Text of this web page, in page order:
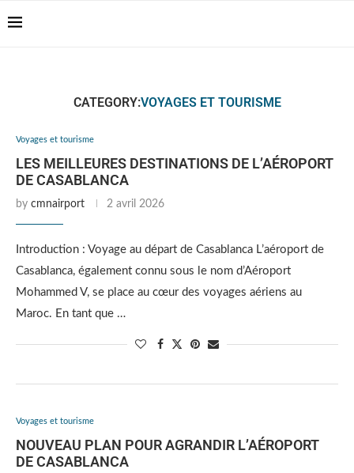
CATEGORY:VOYAGES ET TOURISME
Voyages et tourisme
LES MEILLEURES DESTINATIONS DE L’AÉROPORT
DE CASABLANCA
by cmnairport 2 avril 2026
Introduction : Voyage au départ de Casablanca L’aéroport de
Casablanca, également connu sous le nom d’Aéroport
Mohammed V, se place au cœur des voyages aériens au
Maroc. En tant que …
Voyages et tourisme
NOUVEAU PLAN POUR AGRANDIR L’AÉROPORT
DE CASABLANCA